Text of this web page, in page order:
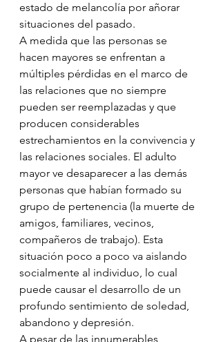
estado de melancolía por añorar
situaciones del pasado.
A medida que las personas se
hacen mayores se enfrentan a
múltiples pérdidas en el marco de
las relaciones que no siempre
pueden ser reemplazadas y que
producen considerables
estrechamientos en la convivencia y
las relaciones sociales. El adulto
mayor ve desaparecer a las demás
personas que habían formado su
grupo de pertenencia (la muerte de
amigos, familiares, vecinos,
compañeros de trabajo). Esta
situación poco a poco va aislando
socialmente al individuo, lo cual
puede causar el desarrollo de un
profundo sentimiento de soledad,
abandono y depresión.
A pesar de las innumerables